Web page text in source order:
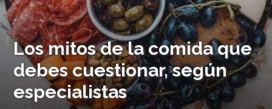
Los mitos de la comida que
debes cuestionar, según
especialistas